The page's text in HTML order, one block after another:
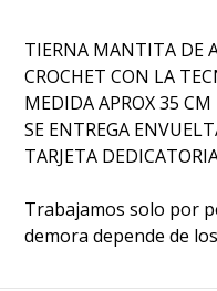
TIERNA MANTITA DE
CROCHET CON LA
MEDIDA APROX 35
SE ENTREGA
TARJETA
Trabajamos solo por
demora depende de